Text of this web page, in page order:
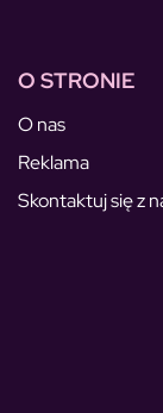
O STRONIE
O nas
Reklama
Skontaktuj się z